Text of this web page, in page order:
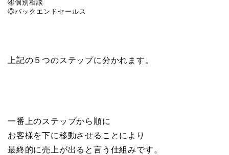
④個別相談
⑤バックエンドセールス
上記の５つのステップに分かれます。
一番上のステップから順に
お客様を下に移動させることにより
最終的に売上が出ると言う仕組みです。